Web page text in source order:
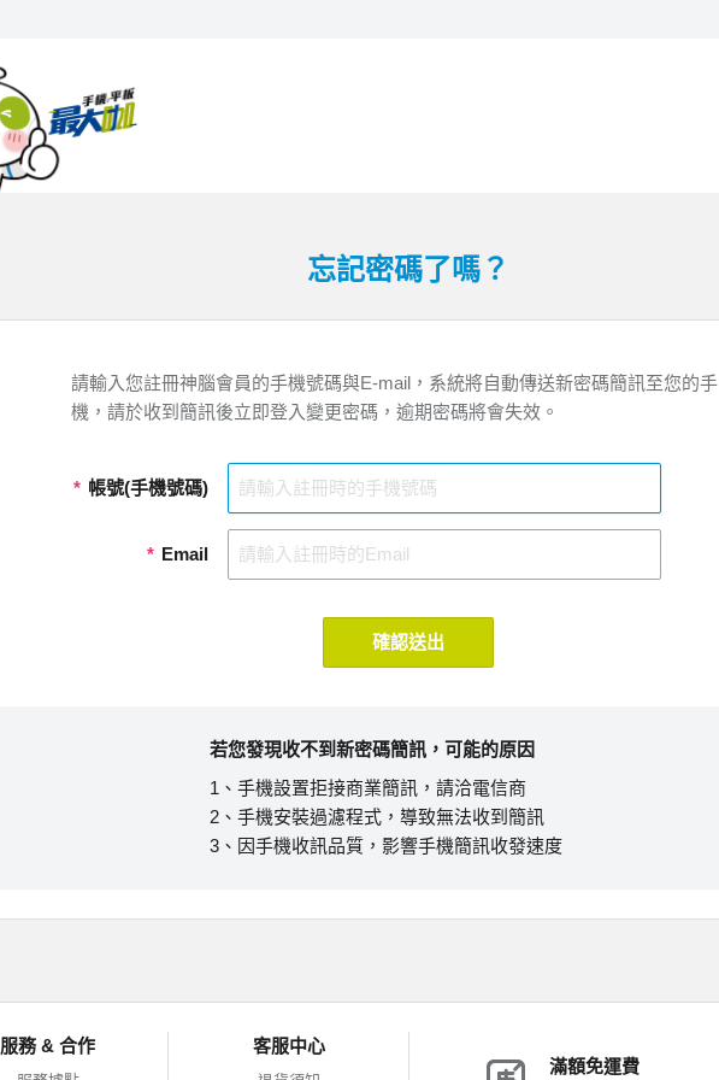
忘記密碼了嗎？
請輸入您註冊神腦會員的手機號碼與E-mail，系統將自動傳送新密碼簡訊至您的手
機，請於收到簡訊後立即登入變更密碼，逾期密碼將會失效。
* 帳號(手機號碼)
* Email
確認送出
若您發現收不到新密碼簡訊，可能的原因
1、手機設置拒接商業簡訊，請洽電信商
2、手機安裝過濾程式，導致無法收到簡訊
3、因手機收訊品質，影響手機簡訊收發速度
服務 & 合作 客服中心
滿額免運費